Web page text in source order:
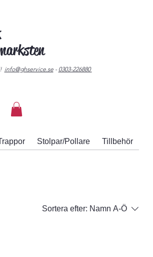
info@ghservice.se- 0303-226880
Stolpar/Pollare
Tillbehör
Sortera efter: Namn A-Ö